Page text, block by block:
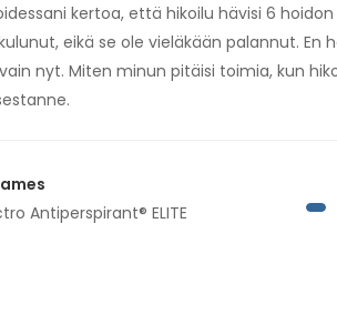
kertoa, että hikoilu hävisi 6 hoidon
eikä se ole vieläkään palannut. En
nyt. Miten minun pitäisi toimia, kun
Antiperspirant® ELITE